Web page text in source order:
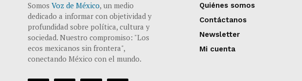
Somos Voz de México, un medio
dedicado a informar con objetividad y
profundidad sobre política, cultura y
sociedad. Nuestro compromiso: "Los
ecos mexicanos sin frontera",
conectando México con el mundo.
Quiénes somos
Contáctanos
Newsletter
Mi cuenta